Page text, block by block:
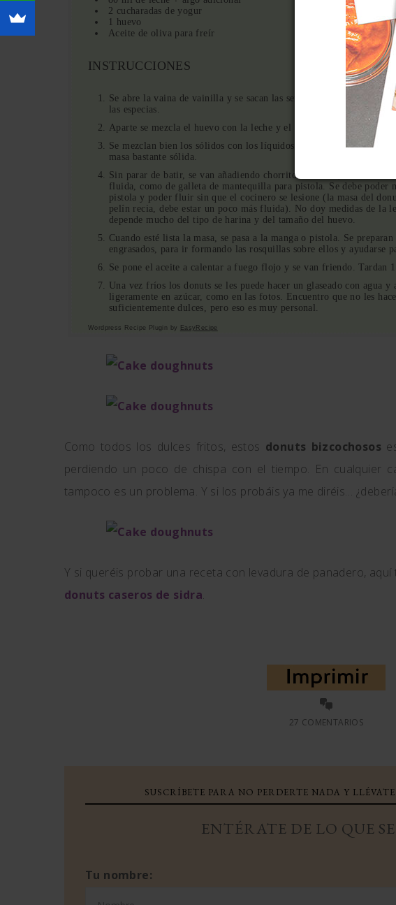
2 cucharadas de yogur
1 huevo
Aceite de oliva para freír
INSTRUCCIONES
Se abre la vaina de vainilla y se sacan las semillas. Se tamiza la
las especias.
Aparte se mezcla el huevo con la leche y el yogur.
Se mezclan bien los sólidos con los líquidos, si tenéis un robot para
masa bastante sólida.
Sin parar de batir, se van añadiendo chorritos de leche, hasta
fluida, como de galleta de mantequilla para pistola. Se debe poder
pistola y poder fluir sin que el cocinero se lesione (la masa del
pelín recia, debe estar un poco más fluida). No doy medidas de la
depende mucho del tipo de harina y del tamaño del huevo.
Cuando esté lista la masa, se pasa a la manga o pistola. Se
engrasados, para ir formando las rosquillas sobre ellos y ayudarse
Se pone el aceite a calentar a fuego flojo y se van friendo. Tardan
Una vez fríos los donuts se les puede hacer un glaseado con agua
ligeramente en azúcar, como en las fotos. Encuentro que no les
suficientemente dulces, pero eso es muy personal.
Wordpress Recipe Plugin by EasyRecipe
Como todos los dulces fritos, estos donuts bizcochosos
perdiendo un poco de chispa con el tiempo. En cualquier
tampoco es un problema. Y si los probáis ya me diréis…
Y si queréis probar una receta con levadura de panadero,
donuts caseros de sidra.
27 COMENTARIOS
SUSCRÍBETE PARA NO PERDERTE NADA Y
ENTÉRATE DE LO QUE
Tu nombre: